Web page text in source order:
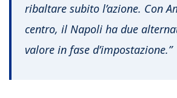
ribaltare subito l’azione. Con
centro, il Napoli ha due
valore in fase d’impostazione.”